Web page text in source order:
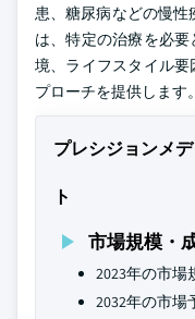
患、糖尿病などの慢性
は、特定の治療を必
境、ライフスタイル
プローチを提供します。
プレシジョンメ
ト
市場規模・
2023年の市場
2032年の市場